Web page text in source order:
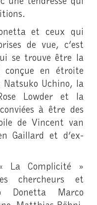
et ceux qui
de vue, c’est
se trouve être la
en étroite
Uchino, la
Lowder et la
à être des
de Vincent van
Gaillard et d’ex-
La Complicité »
chercheurs et
Donetta Marco